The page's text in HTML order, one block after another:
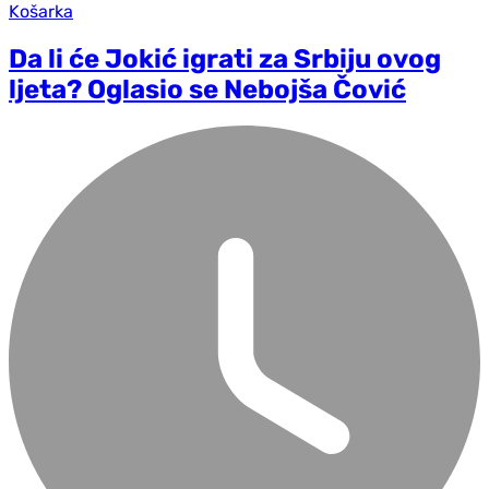
Košarka
Da li će Jokić igrati za Srbiju ovog
ljeta? Oglasio se Nebojša Čović